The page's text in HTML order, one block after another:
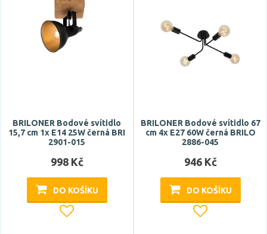
Zobrazit více
industriální
klasický
Tvar / motiv
BRILONER Bodové svítidlo
15,7 cm 1x E14 25W černá BRI
2901-015
998 Kč
DO KOŠÍKU
BRILONER Bodové svítidlo 67
cm 4x E27 60W černá BRILO
2886-045
946 Kč
DO KOŠÍKU